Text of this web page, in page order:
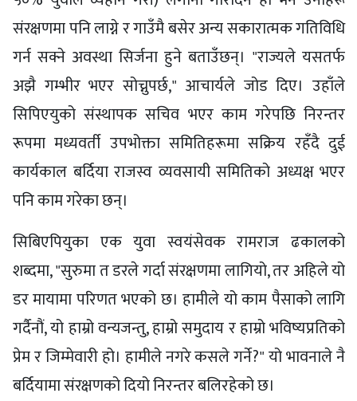
संरक्षणमा पनि लाग्ने र गाउँमै बसेर अन्य सकारात्मक गतिविधि
गर्न सक्ने अवस्था सिर्जना हुने बताउँछन्। "राज्यले यसतर्फ
अझै गम्भीर भएर सोच्नुपर्छ," आचार्यले जोड दिए। उहाँले
सिपिएयुको संस्थापक सचिव भएर काम गरेपछि निरन्तर
रूपमा मध्यवर्ती उपभोक्ता समितिहरूमा सक्रिय रहँदै दुई
कार्यकाल बर्दिया राजस्व व्यवसायी समितिको अध्यक्ष भएर
पनि काम गरेका छन्।
सिबिएपियुका एक युवा स्वयंसेवक रामराज ढकालको
शब्दमा, "सुरुमा त डरले गर्दा संरक्षणमा लागियो, तर अहिले यो
डर मायामा परिणत भएको छ। हामीले यो काम पैसाको लागि
गर्दैनौं, यो हाम्रो वन्यजन्तु, हाम्रो समुदाय र हाम्रो भविष्यप्रतिको
प्रेम र जिम्मेवारी हो। हामीले नगरे कसले गर्ने?" यो भावनाले नै
बर्दियामा संरक्षणको दियो निरन्तर बलिरहेको छ।